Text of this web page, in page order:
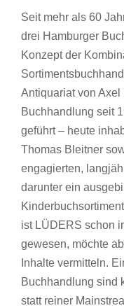
Seit mehr als 60
drei Hamburger
Konzept der
Antiquariat von
Buchhandlung seit
geführt – heute
Thomas Bleitner
engagierten,
darunter ein
ist LÜDERS schon
gewesen, möchte
Inhalte vermitteln.
Buchhandlung sind
statt reiner